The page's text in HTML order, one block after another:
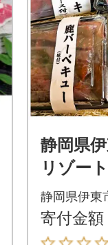
静岡県
リゾー
マルシ
ビエセ
静岡県伊東
寄付金額